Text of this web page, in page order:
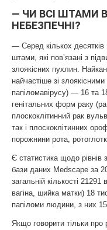
— ЧИ ВСІ ШТАМИ
НЕБЕЗПЕЧНІ?
— Серед кількох десятків
штами, які пов’язані з
злоякісних пухлин.
найчастіше зі
папіломавірусу) — 16 та
генітальних форм раку
плоскоклітинний рак
так і плоскоклітинних
порожнини рота,
Є статистика щодо рівнів
бази даних Medscape за
загальній кількості
вагіна, шийка матки) 18
папіломи людини, з них
Якщо говорити тільки